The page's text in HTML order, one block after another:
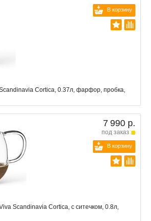
В корзину
Cortica, 0.37л, фарфор, пробка,
7 990 р.
под заказ
В корзину
Scandinavia Cortica, с ситечком, 0.8л,